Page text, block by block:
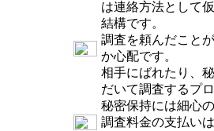
は連絡方法として
結構です。
調査を頼んだこと
か心配です。
相手にばれたり、
だいて調査するプ
秘密保持には細心
調査料金の支払い